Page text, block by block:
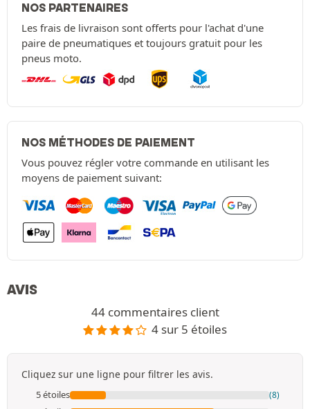
NOS PARTENAIRES
Les frais de livraison sont offerts pour l'achat d'une
paire de pneumatiques et toujours gratuit pour les
pneus moto.
NOS MÉTHODES DE PAIEMENT
Vous pouvez régler votre commande en utilisant les
moyens de paiement suivant:
AVIS
44 commentaires client
4 sur 5 étoiles
Cliquez sur une ligne pour filtrer les avis.
5 étoiles (8)